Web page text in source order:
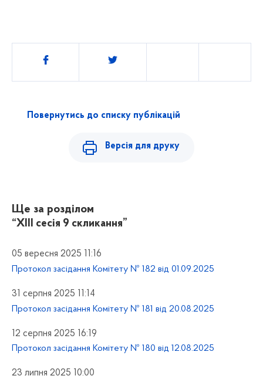
Поділитись
Повернутись до списку публікацій
Версія для друку
Ще за розділом
“XIII сесія 9 скликання”
05 вересня 2025 11:16
Протокол засідання Комітету № 182 від 01.09.2025
31 серпня 2025 11:14
Протокол засідання Комітету № 181 від 20.08.2025
12 серпня 2025 16:19
Протокол засідання Комітету № 180 від 12.08.2025
23 липня 2025 10:00